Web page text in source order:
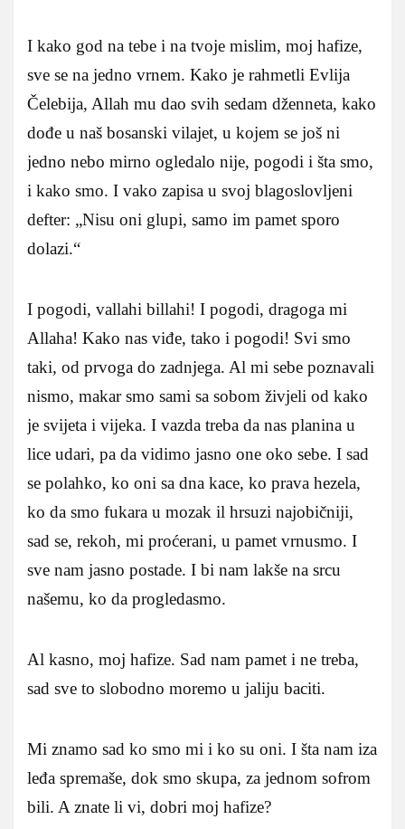
I kako god na tebe i na tvoje mislim, moj hafize,
sve se na jedno vrnem. Kako je rahmetli Evlija
Čelebija, Allah mu dao svih sedam dženneta, kako
dođe u naš bosanski vilajet, u kojem se još ni
jedno nebo mirno ogledalo nije, pogodi i šta smo,
i kako smo. I vako zapisa u svoj blagoslovljeni
defter: „Nisu oni glupi, samo im pamet sporo
dolazi.“
I pogodi, vallahi billahi! I pogodi, dragoga mi
Allaha! Kako nas viđe, tako i pogodi! Svi smo
taki, od prvoga do zadnjega. Al mi sebe poznavali
nismo, makar smo sami sa sobom živjeli od kako
je svijeta i vijeka. I vazda treba da nas planina u
lice udari, pa da vidimo jasno one oko sebe. I sad
se polahko, ko oni sa dna kace, ko prava hezela,
ko da smo fukara u mozak il hrsuzi najobičniji,
sad se, rekoh, mi proćerani, u pamet vrnusmo. I
sve nam jasno postade. I bi nam lakše na srcu
našemu, ko da progledasmo.
Al kasno, moj hafize. Sad nam pamet i ne treba,
sad sve to slobodno moremo u jaliju baciti.
Mi znamo sad ko smo mi i ko su oni. I šta nam iza
leđa spremaše, dok smo skupa, za jednom sofrom
bili. A znate li vi, dobri moj hafize?